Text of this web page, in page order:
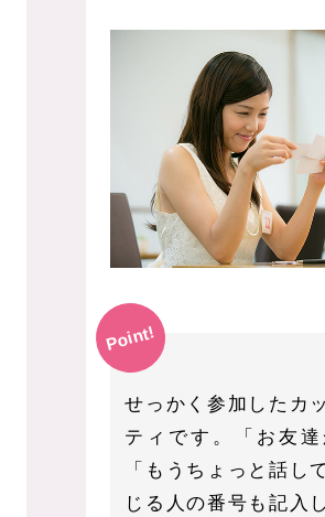
Point!
せっかく参加したカ
ティです。「お友
「もうちょっと話し
じる人の番号も記入